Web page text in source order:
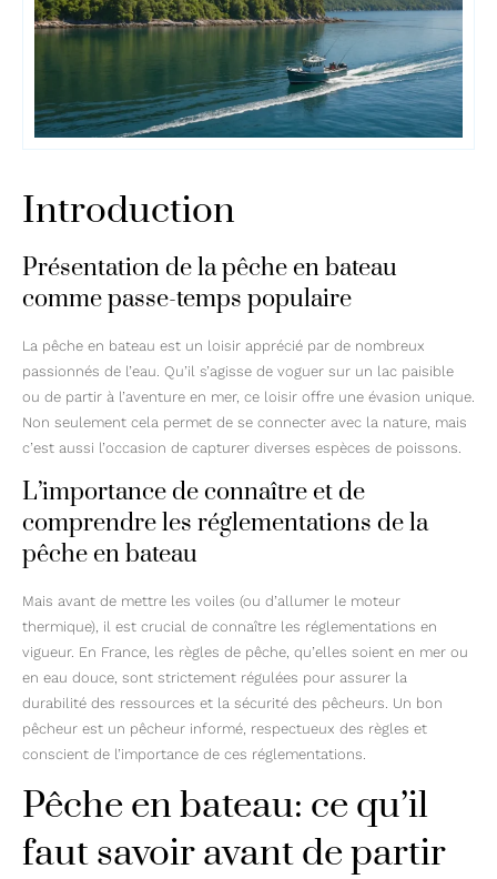
Introduction
Présentation de la pêche en bateau
comme passe-temps populaire
La pêche en bateau est un loisir apprécié par de nombreux
passionnés de l’eau. Qu’il s’agisse de voguer sur un lac paisible
ou de partir à l’aventure en mer, ce loisir offre une évasion unique.
Non seulement cela permet de se connecter avec la nature, mais
c’est aussi l’occasion de capturer diverses espèces de poissons.
L’importance de connaître et de
comprendre les réglementations de la
pêche en bateau
Mais avant de mettre les voiles (ou d’allumer le moteur
thermique), il est crucial de connaître les réglementations en
vigueur. En France, les règles de pêche, qu’elles soient en mer ou
en eau douce, sont strictement régulées pour assurer la
durabilité des ressources et la sécurité des pêcheurs. Un bon
pêcheur est un pêcheur informé, respectueux des règles et
conscient de l’importance de ces réglementations.
Pêche en bateau: ce qu’il
faut savoir avant de partir